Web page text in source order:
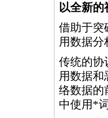
以全新的
借助于突
用数据
传统的协
用数据
络数据的
中使用 *